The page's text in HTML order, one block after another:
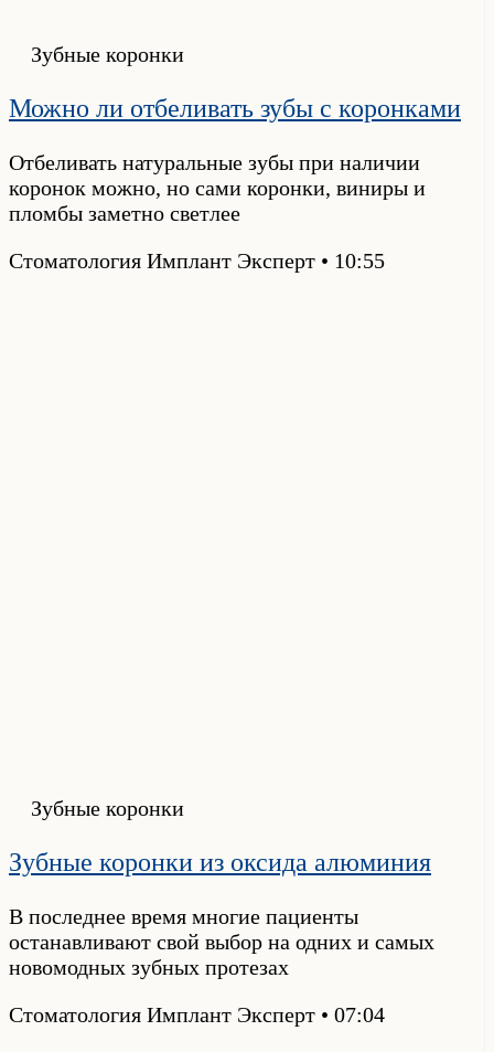
Зубные коронки
Можно ли отбеливать зубы с коронками
Отбеливать натуральные зубы при наличии
коронок можно, но сами коронки, виниры и
пломбы заметно светлее
Стоматология Имплант Эксперт
10:55
Зубные коронки
Зубные коронки из оксида алюминия
В последнее время многие пациенты
останавливают свой выбор на одних и самых
новомодных зубных протезах
Стоматология Имплант Эксперт
07:04